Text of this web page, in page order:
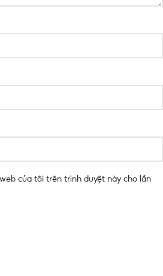
của tôi trên trình duyệt này cho lần